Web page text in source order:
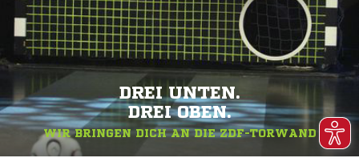
DREI UNTEN.
DREI OBEN.
WIR BRINGEN DICH AN DIE ZDF-TORWAND